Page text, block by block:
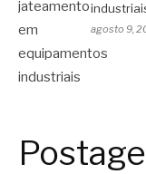
agosto 9,